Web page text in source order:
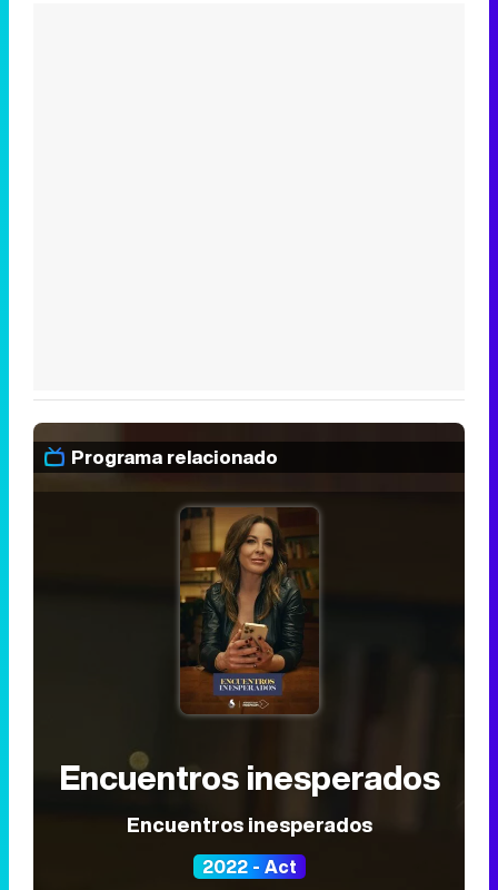
Programa relacionado
Encuentros inesperados
Encuentros inesperados
2022 - Act